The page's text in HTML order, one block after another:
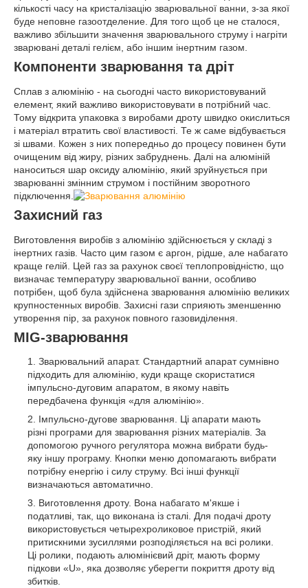
кількості часу на кристалізацію зварювальної ванни, з-за якої
буде неповне газоотделение. Для того щоб це не сталося,
важливо збільшити значення зварювального струму і нагріти
зварювані деталі гелієм, або іншим інертним газом.
Компоненти зварювання та дріт
Сплав з алюмінію - на сьогодні часто використовуваний
елемент, який важливо використовувати в потрібний час.
Тому відкрита упаковка з виробами дроту швидко окислиться
і матеріал втратить свої властивості. Те ж саме відбувається
зі швами. Кожен з них попередньо до процесу повинен бути
очищеним від жиру, різних забруднень. Далі на алюміній
наноситься шар оксиду алюмінію, який зруйнується при
зварюванні змінним струмом і постійним зворотного
підключення.
Захисний газ
Виготовлення виробів з алюмінію здійснюється у складі з
інертних газів. Часто цим газом є аргон, рідше, але набагато
краще гелій. Цей газ за рахунок своєї теплопровідністю, що
визначає температуру зварювальної ванни, особливо
потрібен, щоб була здійснена зварювання алюмінію великих
крупностенных виробів. Захисні гази сприяють зменшенню
утворення пір, за рахунок повного газовиділення.
MIG-зварювання
Зварювальний апарат. Стандартний апарат сумнівно
підходить для алюмінію, куди краще скористатися
імпульсно-дуговим апаратом, в якому навіть
передбачена функція «для алюмінію».
Імпульсно-дугове зварювання. Ці апарати мають
різні програми для зварювання різних матеріалів. За
допомогою ручного регулятора можна вибрати будь-
яку іншу програму. Кнопки меню допомагають вибрати
потрібну енергію і силу струму. Всі інші функції
визначаються автоматично.
Виготовлення дроту. Вона набагато м'якше і
податливі, так, що виконана із сталі. Для подачі дроту
використовується четырехроликовое пристрій, який
притискними зусиллями розподіляється на всі ролики.
Ці ролики, подають алюмінієвий дріт, мають форму
підкови «U», яка дозволяє уберегти покриття дроту від
збитків.